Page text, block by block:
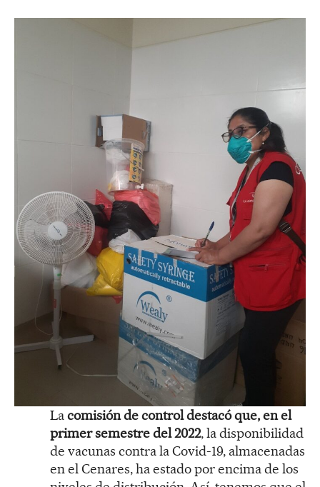
Lacomisión de control destacó que, en el
primer semestre del 2022, la disponibilidad
de vacunas contra la Covid-19, almacenadas
en el Cenares, ha estado por encima de los